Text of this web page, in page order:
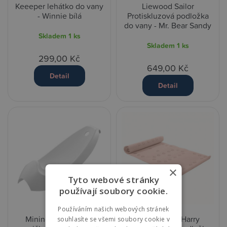
Keeeper lehátko do vany
- Winnie bílá
Skladem 1 ks
299,00 Kč
Detail
Liewood Sailor
Protiskluzová podložka
do vany - Mr. Bear Sandy
Skladem 1 ks
649,00 Kč
Detail
Mininor Lehátko do
Petite&Mars Harry
×
Tyto webové stránky
používají soubory cookie.
Používáním našich webových stránek
souhlasíte se všemi soubory cookie v